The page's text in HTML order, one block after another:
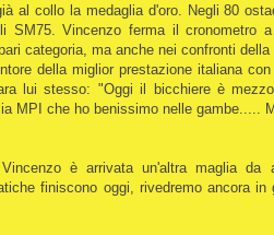
al collo la medaglia d'oro. Negli 80
Vincenzo ferma il cronometro
categoria, ma anche nei confronti della
della miglior prestazione italiana
lui stesso: "Oggi il bicchiere è
MPI che ho benissimo nelle gambe.....
è arrivata un'altra maglia da
finiscono oggi, rivedremo ancora